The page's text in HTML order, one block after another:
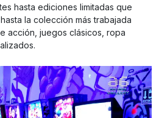
hasta ediciones limitadas que
la colección más trabajada
acción, juegos clásicos, ropa